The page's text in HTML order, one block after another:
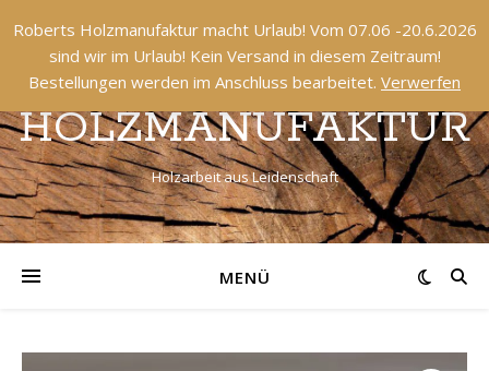
Roberts Holzmanufaktur macht Urlaub! Vom 07.06 -20.6.2026
sind wir im Urlaub! Kein Versand in diesem Zeitraum!
Bestellungen werden im Anschluss bearbeitet. Verwerfen
ROBERTS
HOLZMANUFAKTUR
Holzarbeit aus Leidenschaft
MENÜ